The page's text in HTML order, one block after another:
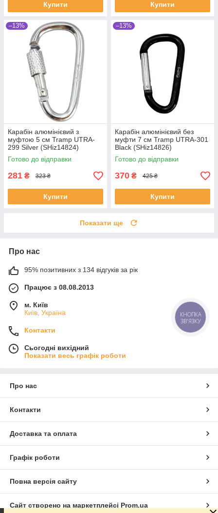
Купити Купити
–13%
Карабін алюмінієвий з
муфтою 5 см Tramp UTRA-
299 Silver (SHiz14824)
Готово до відправки
281 ₴ 323 ₴
Купити
–13%
Карабін алюмінієвий без
муфти 7 см Tramp UTRA-301
Black (SHiz14826)
Готово до відправки
370 ₴ 425 ₴
Купити
Показати ще
Про нас
95% позитивних з 134 відгуків за рік
Працює з 08.08.2013
м. Київ
Київ, Україна
Контакти
Сьогодні вихідний
Показати весь графік роботи
Про нас
Контакти
Доставка та оплата
Графік роботи
Повна версія сайту
Сайт створено на маркетплейсі Prom.ua
КНОПКА
ЗВ'ЯЗКУ